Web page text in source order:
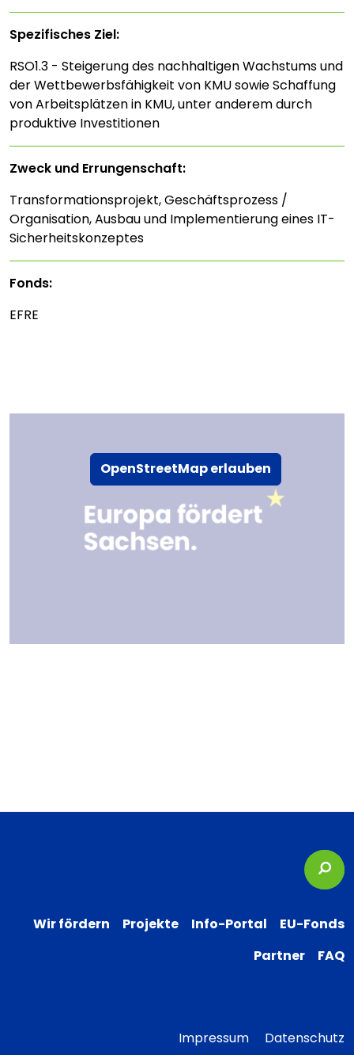
OpenStreetMap erlauben
Spezifisches Ziel:
RSO1.3 - Steigerung des nachhaltigen Wachstums und
der Wettbewerbsfähigkeit von KMU sowie Schaffung
von Arbeitsplätzen in KMU, unter anderem durch
produktive Investitionen
Zweck und Errungenschaft:
Transformationsprojekt, Geschäftsprozess /
Organisation, Ausbau und Implementierung eines IT-
Sicherheitskonzeptes
Fonds:
EFRE
Wir fördern Projekte Info-Portal
EU-Fonds
Partner
FAQ
Impressum Datenschutz